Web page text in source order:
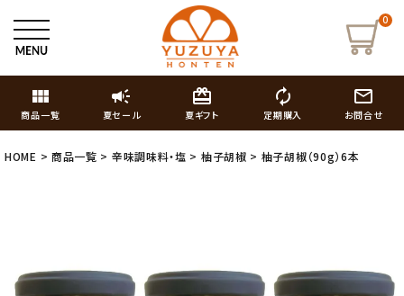
0
view_module
商品一覧
campaign
夏セール
card_giftcard
夏ギフト
autorenew
定期購入
mail_outline
お問合せ
HOME 商品一覧 辛味調味料・塩 柚子胡椒 柚子胡椒（90g）6本